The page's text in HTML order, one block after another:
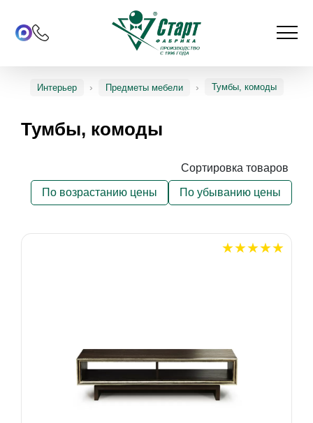
Интерьер Предметы мебели Тумбы, комоды
Тумбы, комоды
Сортировка товаров
По возрастанию цены По убыванию цены